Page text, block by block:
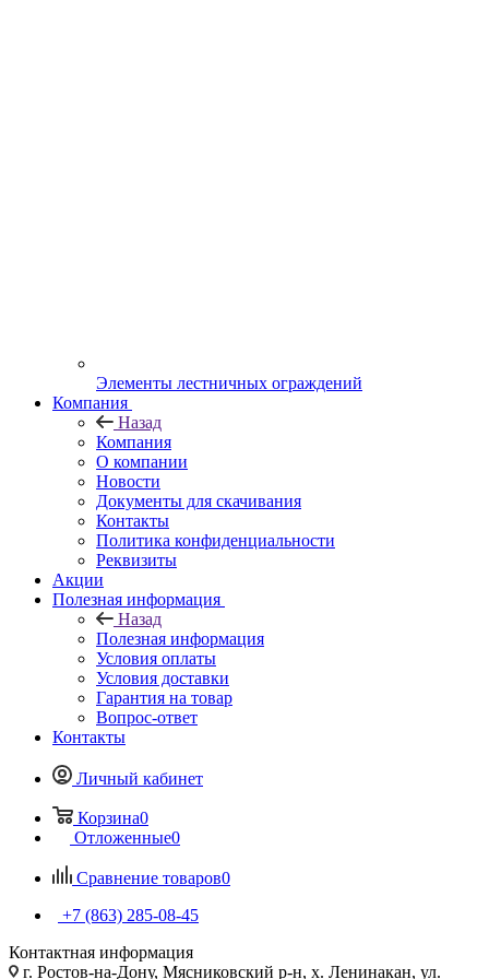
Элементы лестничных ограждений
Компания
Назад
Компания
О компании
Новости
Документы для скачивания
Контакты
Политика конфиденциальности
Реквизиты
Акции
Полезная информация
Назад
Полезная информация
Условия оплаты
Условия доставки
Гарантия на товар
Вопрос-ответ
Контакты
Личный кабинет
Корзина0
Отложенные0
Сравнение товаров0
+7 (863) 285-08-45
Контактная информация
г. Ростов-на-Дону, Мясниковский р-н, х. Ленинакан, ул.